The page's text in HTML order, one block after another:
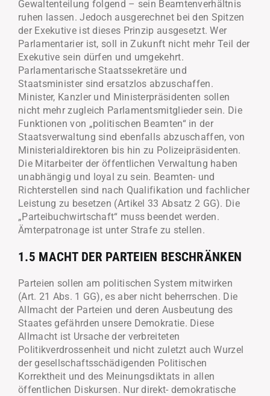
Gewaltenteilung folgend – sein Beamtenverhältnis
ruhen lassen. Jedoch ausgerechnet bei den Spitzen
der Exekutive ist dieses Prinzip ausgesetzt. Wer
Parlamentarier ist, soll in Zukunft nicht mehr Teil der
Exekutive sein dürfen und umgekehrt.
Parlamentarische Staatssekretäre und
Staatsminister sind ersatzlos abzuschaffen.
Minister, Kanzler und Ministerpräsidenten sollen
nicht mehr zugleich Parlamentsmitglieder sein. Die
Funktionen von „politischen Beamten“ in der
Staatsverwaltung sind ebenfalls abzuschaffen, von
Ministerialdirektoren bis hin zu Polizeipräsidenten.
Die Mitarbeiter der öffentlichen Verwaltung haben
unabhängig und loyal zu sein. Beamten- und
Richterstellen sind nach Qualifikation und fachlicher
Leistung zu besetzen (Artikel 33 Absatz 2 GG). Die
„Parteibuchwirtschaft“ muss beendet werden.
Ämterpatronage ist unter Strafe zu stellen.
1.5 MACHT DER PARTEIEN BESCHRÄNKEN
Parteien sollen am politischen System mitwirken
(Art. 21 Abs. 1 GG), es aber nicht beherrschen. Die
Allmacht der Parteien und deren Ausbeutung des
Staates gefährden unsere Demokratie. Diese
Allmacht ist Ursache der verbreiteten
Politikverdrossenheit und nicht zuletzt auch Wurzel
der gesellschaftsschädigenden Politischen
Korrektheit und des Meinungsdiktats in allen
öffentlichen Diskursen. Nur direkt- demokratische